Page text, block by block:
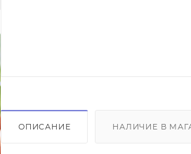
ОПИСАНИЕ НАЛИЧИЕ В